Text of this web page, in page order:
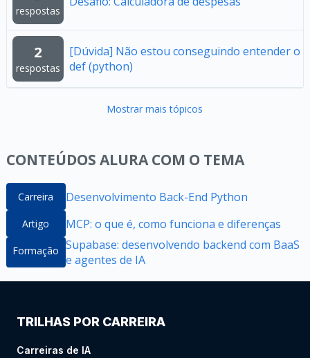
respostas
2
respostas
[Dúvida] Não estou conseguindo entender o
def (python)
Mostrar mais tópicos
CONTEÚDOS ALURA COM O TEMA
Carreira Desenvolvimento Back-End Python
Artigo MCP: o que é, como funciona e diferenças
Formação Supabase: desenvolvendo backend com BaaS
e agentes de IA
TRILHAS POR CARREIRA
Carreiras de IA